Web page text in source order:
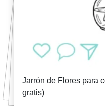
Jarrón de Flores para
gratis)